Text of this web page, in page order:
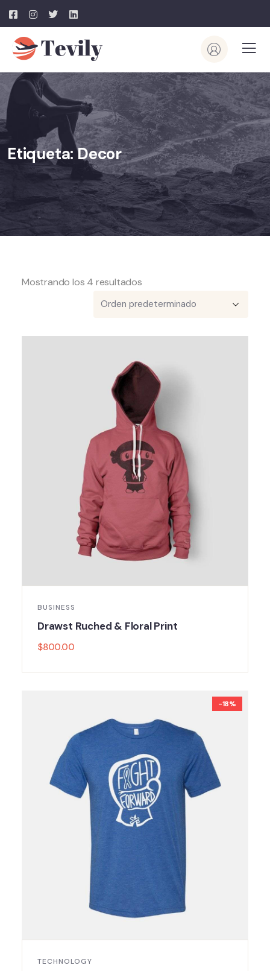
Etiqueta:Decor
Mostrando los 4 resultados
BUSINESS
Drawst Ruched & Floral Print
$800.00
-18%
TECHNOLOGY